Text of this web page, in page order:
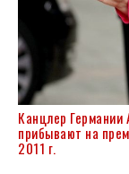
Канцлер Германии
прибывают на
2011 г.